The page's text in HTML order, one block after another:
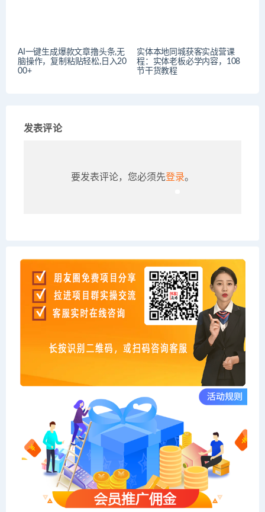
AI一键生成爆款文章撸头条,无
脑操作，复制粘贴轻松,日入20
00+
实体本地同城获客实战营课
程：实体老板必学内容，108
节干货教程
发表评论
要发表评论，您必须先登录。